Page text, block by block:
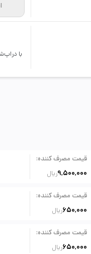
با
قیمت مصرف کننده:
9,500,000ریال
قیمت مصرف کننده:
650,000ریال
قیمت مصرف کننده:
650,000ریال